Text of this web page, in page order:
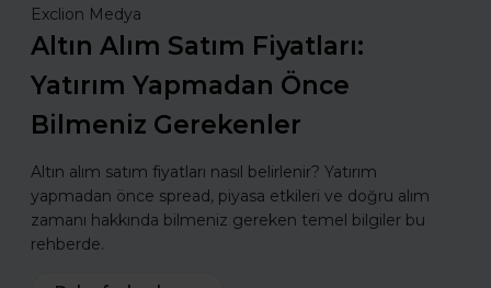
Exclion Medya
Altın Alım Satım Fiyatları:
Yatırım Yapmadan Önce
Bilmeniz Gerekenler
Altın alım satım fiyatları nasıl belirlenir? Yatırım
yapmadan önce spread, piyasa etkileri ve doğru alım
zamanı hakkında bilmeniz gereken temel bilgiler bu
rehberde.